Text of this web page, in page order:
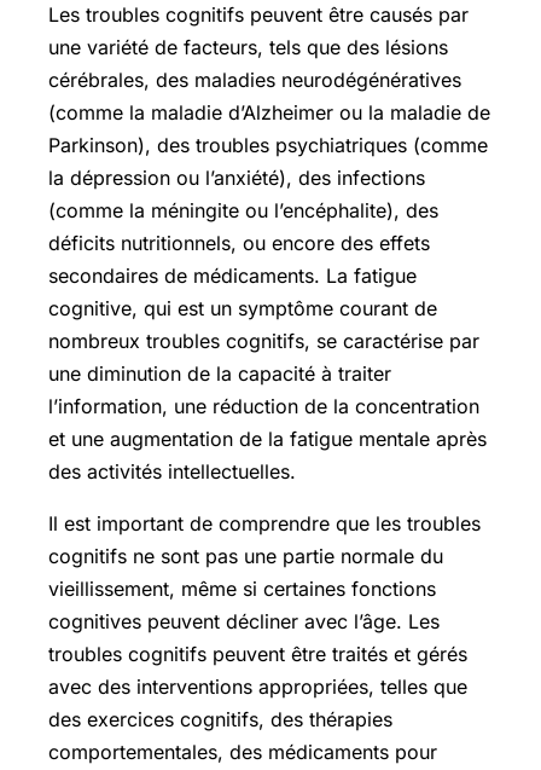
Les troubles cognitifs peuvent être causés par
une variété de facteurs, tels que des lésions
cérébrales, des maladies neurodégénératives
(comme la maladie d’Alzheimer ou la maladie de
Parkinson), des troubles psychiatriques (comme
la dépression ou l’anxiété), des infections
(comme la méningite ou l’encéphalite), des
déficits nutritionnels, ou encore des effets
secondaires de médicaments. La fatigue
cognitive, qui est un symptôme courant de
nombreux troubles cognitifs, se caractérise par
une diminution de la capacité à traiter
l’information, une réduction de la concentration
et une augmentation de la fatigue mentale après
des activités intellectuelles.
Il est important de comprendre que les troubles
cognitifs ne sont pas une partie normale du
vieillissement, même si certaines fonctions
cognitives peuvent décliner avec l’âge. Les
troubles cognitifs peuvent être traités et gérés
avec des interventions appropriées, telles que
des exercices cognitifs, des thérapies
comportementales, des médicaments pour